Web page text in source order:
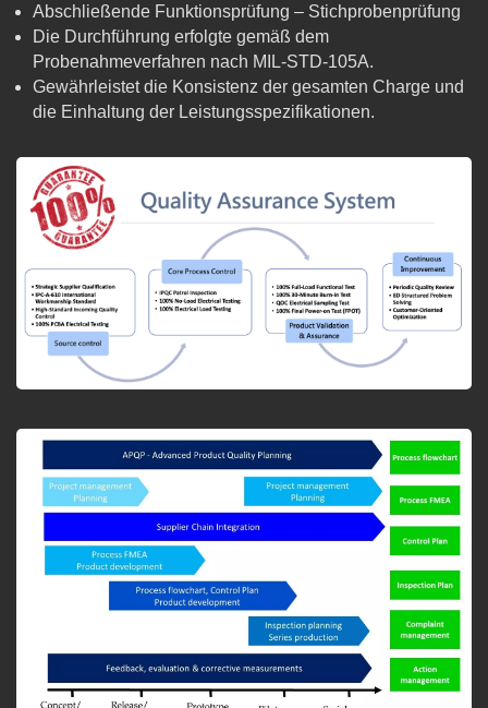
Abschließende Funktionsprüfung – Stichprobenprüfung
Die Durchführung erfolgte gemäß dem
Probenahmeverfahren nach MIL-STD-105A.
Gewährleistet die Konsistenz der gesamten Charge und
die Einhaltung der Leistungsspezifikationen.